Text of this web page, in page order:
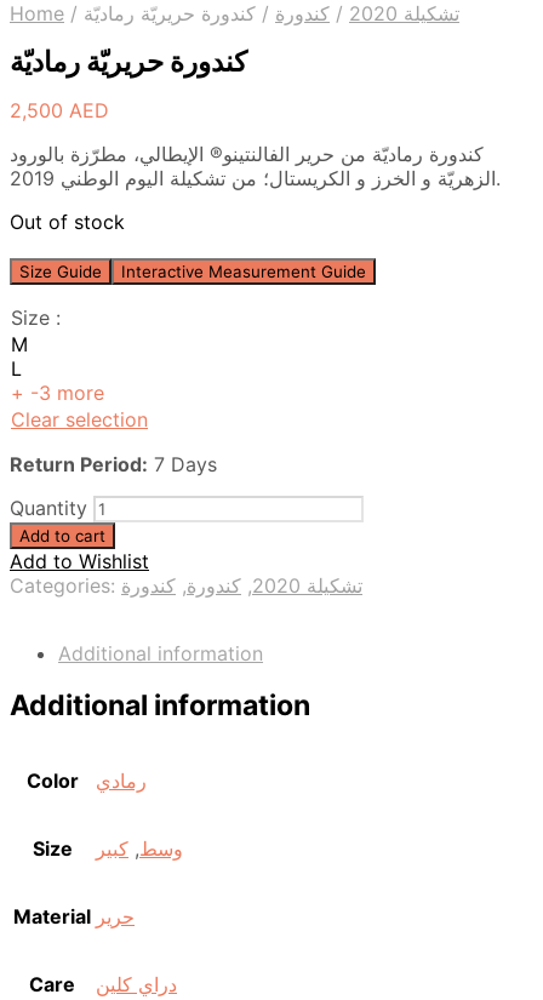
Home / تشكيلة 2020 / كندورة / كندورة حريريّة رماديّة
كندورة حريريّة رماديّة
2,500 AED
كندورة رماديّة من حرير الفالنتينو® الإيطالي، مطرّزة بالورود
الزهريّة و الخرز و الكريستال؛ من تشكيلة اليوم الوطني 2019.
Out of stock
Size Guide Interactive Measurement Guide
Size :
M
L
+ -3 more
Clear selection
Return Period: 7 Days
Quantity
Add to cart
Add to Wishlist
Categories:
تشكيلة 2020 , كندورة, كندورة
Additional information
Additional information
Color رمادي
Size وسط, كبير
Material حرير
Care دراي كلين